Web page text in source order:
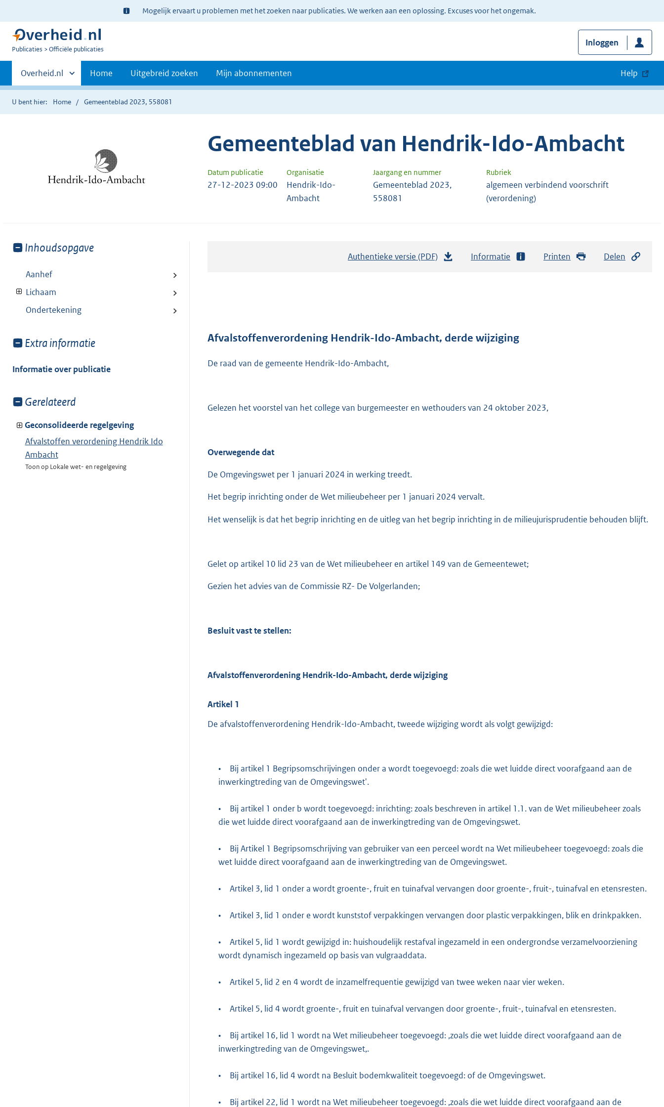
Ter
informatie:
Mogelijk ervaart u problemen met het zoeken naar publicaties. We werken aan een oplossing. Excuses voor het ongemak.
U
Publicaties Officiële publicaties
Inloggen
Primaire
navigatie
Andere
sites
binnen
Overheid.nl Home Uitgebreid zoeken Mijn abonnementen Help
U bent hier: Home Gemeenteblad 2023, 558081
Gemeenteblad van Hendrik-Ido-Ambacht
Datum publicatie Organisatie Jaargang en nummer Rubriek
27-12-2023 09:00
Hendrik-Ido-
Ambacht
Gemeenteblad 2023,
558081
algemeen verbindend voorschrift
(verordening)
Toon
van:
Inhoudsopgave
Aanhef
Lichaam
Ondertekening
Toon
van:
Extra informatie
Informatie over publicatie
Toon
van:
Gerelateerd
Geconsolideerde regelgeving
Afvalstoffen verordening Hendrik Ido
Ambacht
Toon op Lokale wet- en regelgeving
Authentieke versie (PDF)
d
3
b
Informatie Printen Delen
Afvalstoffenverordening Hendrik-Ido-Ambacht, derde wijziging
De raad van de gemeente Hendrik-Ido-Ambacht,
Gelezen het voorstel van het college van burgemeester en wethouders van 24 oktober 2023,
Overwegende dat
De Omgevingswet per 1 januari 2024 in werking treedt.
Het begrip inrichting onder de Wet milieubeheer per 1 januari 2024 vervalt.
Het wenselijk is dat het begrip inrichting en de uitleg van het begrip inrichting in de milieujurisprudentie behouden blijft.
Gelet op artikel 10 lid 23 van de Wet milieubeheer en artikel 149 van de Gemeentewet;
Gezien het advies van de Commissie RZ- De Volgerlanden;
Besluit vast te stellen:
Afvalstoffenverordening Hendrik-Ido-Ambacht, derde wijziging
Artikel 1
De afvalstoffenverordening Hendrik-Ido-Ambacht, tweede wijziging wordt als volgt gewijzigd:
•
Bij artikel 1 Begripsomschrijvingen onder a wordt toegevoegd: zoals die wet luidde direct voorafgaand aan de
inwerkingtreding van de Omgevingswet'.
•
Bij artikel 1 onder b wordt toegevoegd: inrichting: zoals beschreven in artikel 1.1. van de Wet milieubeheer zoals
die wet luidde direct voorafgaand aan de inwerkingtreding van de Omgevingswet.
•
Bij Artikel 1 Begripsomschrijving van gebruiker van een perceel wordt na Wet milieubeheer toegevoegd: zoals die
wet luidde direct voorafgaand aan de inwerkingtreding van de Omgevingswet.
• Artikel 3, lid 1 onder a wordt groente-, fruit en tuinafval vervangen door groente-, fruit-, tuinafval en etensresten.
• Artikel 3, lid 1 onder e wordt kunststof verpakkingen vervangen door plastic verpakkingen, blik en drinkpakken.
•
Artikel 5, lid 1 wordt gewijzigd in: huishoudelijk restafval ingezameld in een ondergrondse verzamelvoorziening
wordt dynamisch ingezameld op basis van vulgraaddata.
• Artikel 5, lid 2 en 4 wordt de inzamelfrequentie gewijzigd van twee weken naar vier weken.
• Artikel 5, lid 4 wordt groente-, fruit en tuinafval vervangen door groente-, fruit-, tuinafval en etensresten.
•
Bij artikel 16, lid 1 wordt na Wet milieubeheer toegevoegd: ,zoals die wet luidde direct voorafgaand aan de
inwerkingtreding van de Omgevingswet,.
• Bij artikel 16, lid 4 wordt na Besluit bodemkwaliteit toegevoegd: of de Omgevingswet.
•
Bij artikel 22, lid 1 wordt na Wet milieubeheer toegevoegd: ,zoals die wet luidde direct voorafgaand aan de